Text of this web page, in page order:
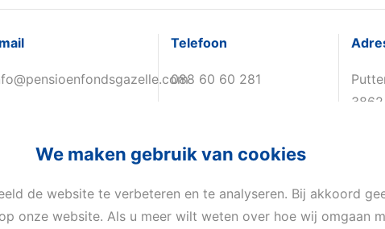
Telefoon
088 60 60 281
We maken gebruik van cookies
de website te verbeteren en te analyseren. Bij akkoord
onze website. Als u meer wilt weten over hoe wij omgaan